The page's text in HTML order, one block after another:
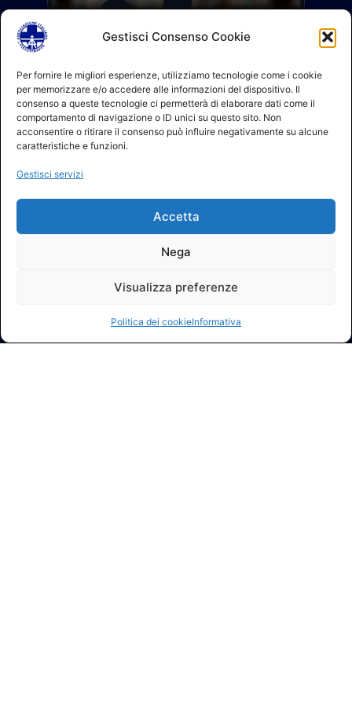
Gestisci Consenso Cookie
Per fornire le migliori esperienze, utilizziamo tecnologie come i cookie
per memorizzare e/o accedere alle informazioni del dispositivo. Il
consenso a queste tecnologie ci permetterà di elaborare dati come il
comportamento di navigazione o ID unici su questo sito. Non
acconsentire o ritirare il consenso può influire negativamente su alcune
caratteristiche e funzioni.
Gestisci servizi
Accetta
Nega
Visualizza preferenze
Politica dei cookieInformativa